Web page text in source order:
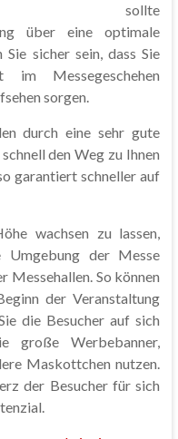
sollte
über eine optimale
sicher sein, dass Sie
Messegeschehen
sorgen.
durch eine sehr gute
den Weg zu Ihnen
garantiert schneller auf
wachsen zu lassen,
der Messe
Messehallen. So können
der Veranstaltung
die Besucher auf sich
große Werbebanner,
Maskottchen nutzen.
der Besucher für sich